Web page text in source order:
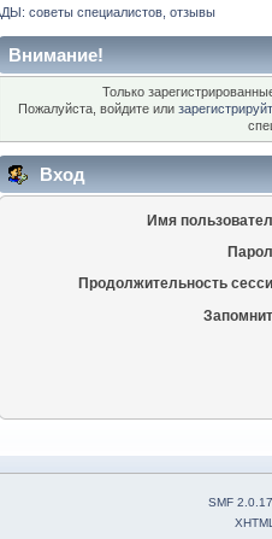
советы специалистов, отзывы
Внимание!
Только
Пожалуйста, войдите или
Вход
Имя
Продолжительность
SMF 2.0.17